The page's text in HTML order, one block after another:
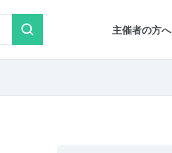
主催者の方へ